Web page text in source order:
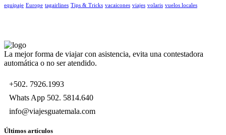
equipaje Europe tagairlines Tips & Tricks vacaicones viajes volaris vuelos locales
La mejor forma de viajar con asistencia, evita una contestadora
automática o no ser atendido.
+502. 7926.1993
Whats App 502. 5814.640
info@viajesguatemala.com
Últimos artículos